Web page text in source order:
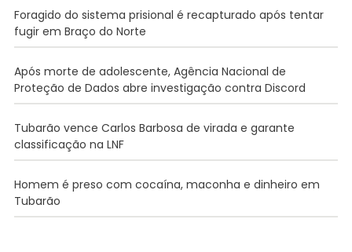
Foragido do sistema prisional é recapturado após tentar
fugir em Braço do Norte
Após morte de adolescente, Agência Nacional de
Proteção de Dados abre investigação contra Discord
Tubarão vence Carlos Barbosa de virada e garante
classificação na LNF
Homem é preso com cocaína, maconha e dinheiro em
Tubarão